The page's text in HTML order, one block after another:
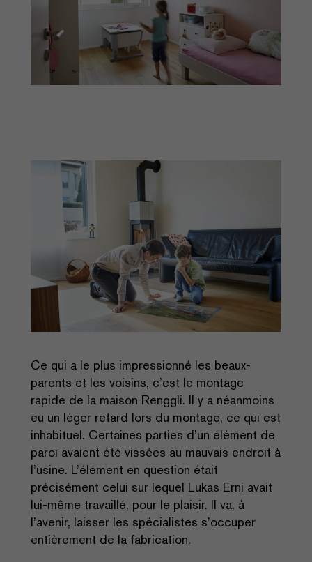
Ce qui a le plus impressionné les beaux-
parents et les voisins, c’est le montage
rapide de la maison Renggli. Il y a néanmoins
eu un léger retard lors du montage, ce qui est
inhabituel. Certaines parties d’un élément de
paroi avaient été vissées au mauvais endroit à
l’usine. L’élément en question était
précisément celui sur lequel Lukas Erni avait
lui-même travaillé, pour le plaisir. Il va, à
l’avenir, laisser les spécialistes s’occuper
entièrement de la fabrication.